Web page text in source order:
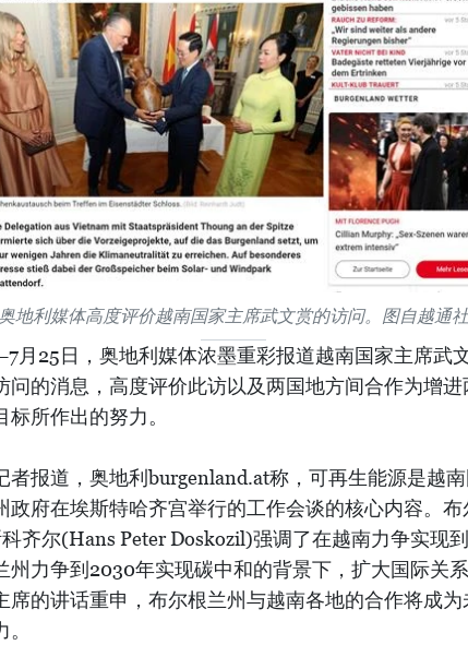
奥地利媒体高度评价越南国家主席武文赏的访问。图自越通社
月25日，奥地利媒体浓墨重彩报道越南国家主席武
问的消息，高度评价此访以及两国地方间合作为增进
所作出的努力。
者报道，奥地利burgenland.at称，可再生能源是越
政府在埃斯特哈齐宫举行的工作会谈的核心内容。
科齐尔(Hans Peter Doskozil)强调了在越南力争实现
州力争到2030年实现碳中和的背景下，扩大国际关
席的讲话重申，布尔根兰州与越南各地的合作将成